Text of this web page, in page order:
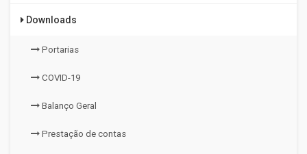
Downloads
Portarias
COVID-19
Balanço Geral
Prestação de contas